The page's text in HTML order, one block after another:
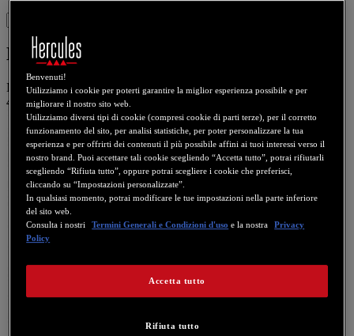
EPlug 200
Numero prodotto 4768157 4769197 4781009 4781010 4790111
4790112
Benvenuti!
Utilizziamo i cookie per poterti garantire la miglior esperienza possibile e per
migliorare il nostro sito web.
Utilizziamo diversi tipi di cookie (compresi cookie di parti terze), per il corretto
funzionamento del sito, per analisi statistiche, per poter personalizzare la tua
esperienza e per offrirti dei contenuti il più possibile affini ai tuoi interessi verso il
nostro brand. Puoi accettare tali cookie scegliendo “Accetta tutto”, potrai rifiutarli
scegliendo “Rifiuta tutto”, oppure potrai scegliere i cookie che preferisci,
cliccando su “Impostazioni personalizzate”.
In qualsiasi momento, potrai modificare le tue impostazioni nella parte inferiore
del sito web.
Consulta i nostri
Termini Generali e Condizioni d'uso e la nostra
Privacy
Policy
Rifiuta tutto
Accetta tutto